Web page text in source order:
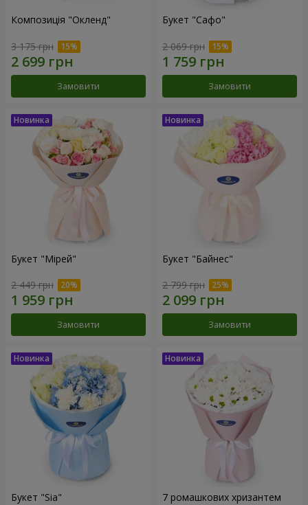
Композиція "Окленд"
3 175 грн
Замовити
Букет "Сафо"
2 069 грн
Замовити
Букет "Мірей"
2 449 грн
Замовити
Букет "Байнес"
2 799 грн
Замовити
Букет "Sia" 7 ромашкових хризантем